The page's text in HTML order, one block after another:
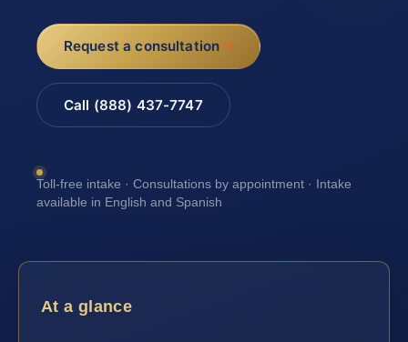
Request a consultation
Call (888) 437-7747
Toll-free intake · Consultations by appointment · Intake
available in English and Spanish
At a glance